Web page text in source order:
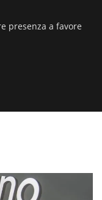
presenza a favore